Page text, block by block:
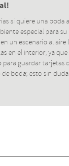
si quiere una
especial para
un escenario al
en el interior, ya
guardar
boda; esto sin